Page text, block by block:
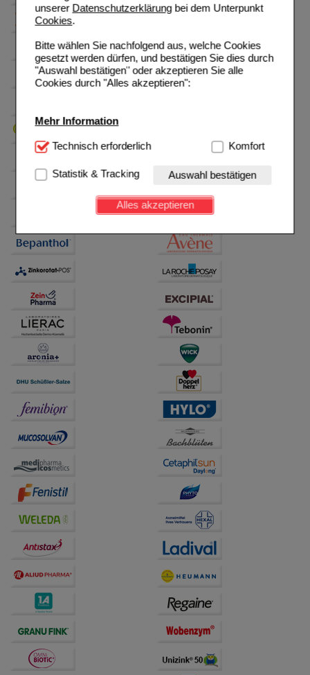
unserer Datenschutzerklärungbei dem Unterpunkt
Cookies.
Bitte wählen Sie nachfolgend aus, welche Cookies
gesetzt werden dürfen, und bestätigen Sie dies durch
"Auswahl bestätigen" oder akzeptieren Sie alle
Cookies durch "Alles akzeptieren":
Mehr Information
Technisch Notwendig:Hierbei handelt es sich um
Website notwendig sind (z.B. Navigation, Warenkorb,
Kundenkonto), weshalb auf diese nicht verzichtet
werden kann.
Einkaufserlebnis noch ansprechender zu gestalten,
beispielsweise für die Wiedererkennung des
Verhaltensweisen (z.B. Spracheinstellung)
auch auf Ihre Bedürfnisse zugeschrittene Inhalte
anzuzeigen und unser Partnerprogramm zu
betreiben.
Statistik & Tracking:
Hierüber lassen sich
Informationen über die Art und Weise der Nutzung
unserer Website sammeln, mit deren Hilfe wir unsere
Website weiter für Sie optimieren können, den Inhalt
auf unserer Website aber auch die Werbung auf
Drittseiten möglichst relevant für Sie zu gestalten.
Bitte beachten Sie, dass Daten hierfür teilweise an
Dritte wie z.B. Google oder soziale Medien
übertragen werden.
Technisch erforderlich Komfort
Statistik & Tracking Auswahl bestätigen
Alles akzeptieren